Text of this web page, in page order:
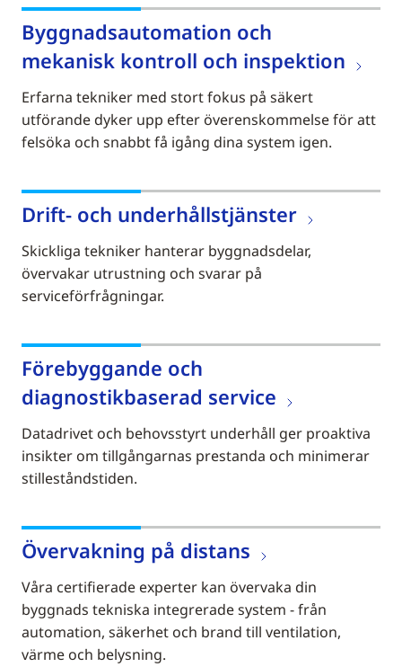
Byggnadsautomation och
mekanisk kontroll och inspektion
Erfarna tekniker med stort fokus på säkert
utförande dyker upp efter överenskommelse för att
felsöka och snabbt få igång dina system igen.
Drift- och underhållstjänster
Skickliga tekniker hanterar byggnadsdelar,
övervakar utrustning och svarar på
serviceförfrågningar.
Förebyggande och
diagnostikbaserad service
Datadrivet och behovsstyrt underhåll ger proaktiva
insikter om tillgångarnas prestanda och minimerar
stilleståndstiden.
Övervakning på distans
Våra certifierade experter kan övervaka din
byggnads tekniska integrerade system - från
automation, säkerhet och brand till ventilation,
värme och belysning.